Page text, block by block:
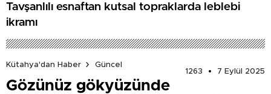
Tavşanlılı esnaftan kutsal topraklarda leblebi
ikramı
Kütahya'dan Haber
Güncel
1263
7 Eylül 2025
Gözünüz gökyüzünde